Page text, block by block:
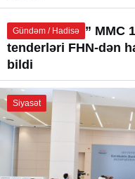
Gündəm / Hadisə
“FİM GROUP”
tenderləri FHN-dən
bildi
Siyasət